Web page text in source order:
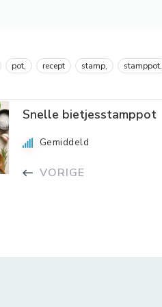
pot, recept stamp, stamppot,
Snelle bietjesstamppot
Gemiddeld
VORIGE